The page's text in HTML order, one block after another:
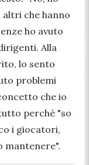
che hanno
ho avuto
Alla
lo sento
problemi
che io
perché "so
i giocatori,
mantenere".